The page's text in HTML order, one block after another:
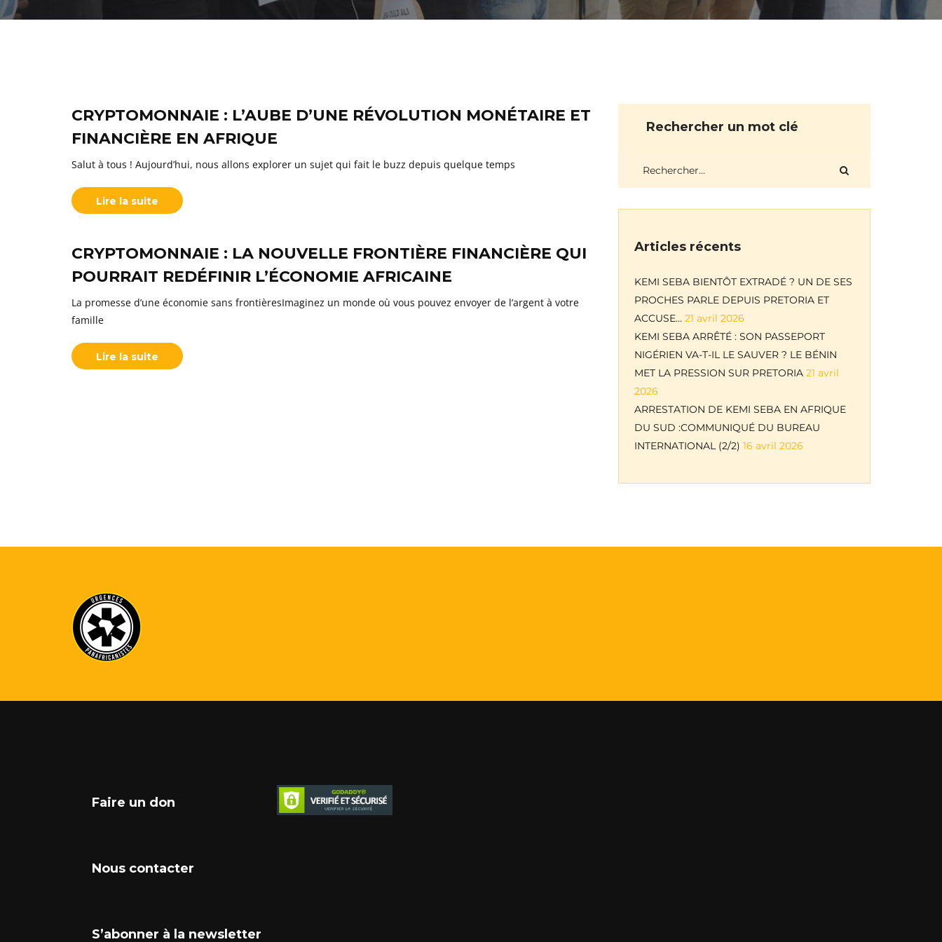
CRYPTOMONNAIE : L’AUBE D’UNE RÉVOLUTION MONÉTAIRE ET
FINANCIÈRE EN AFRIQUE
Salut à tous ! Aujourd’hui, nous allons explorer un sujet qui fait le buzz depuis quelque temps
Lire la suite
CRYPTOMONNAIE : LA NOUVELLE FRONTIÈRE FINANCIÈRE QUI
POURRAIT REDÉFINIR L’ÉCONOMIE AFRICAINE
La promesse d’une économie sans frontièresImaginez un monde où vous pouvez envoyer de l’argent à votre
famille
Lire la suite
Rechercher un mot clé
Articles récents
KEMI SEBA BIENTÔT EXTRADÉ ? UN DE SES
PROCHES PARLE DEPUIS PRETORIA ET
ACCUSE… 21 avril 2026
KEMI SEBA ARRÊTÉ : SON PASSEPORT
NIGÉRIEN VA-T-IL LE SAUVER ? LE BÉNIN
MET LA PRESSION SUR PRETORIA 21 avril
2026
ARRESTATION DE KEMI SEBA EN AFRIQUE
DU SUD :COMMUNIQUÉ DU BUREAU
INTERNATIONAL (2/2) 16 avril 2026
Faire un don
Nous contacter
S’abonner à la newsletter